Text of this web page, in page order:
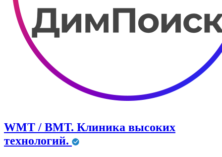
WMT / ВМТ. Клиника высоких
технологий.